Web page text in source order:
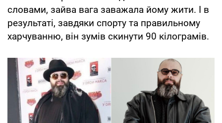
словами, зайва вага заважала йому жити. І в
результаті, завдяки спорту та правильному
харчуванню, він зумів скинути 90 кілограмів.